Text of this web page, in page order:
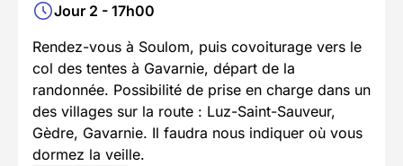
Jour 2 - 17h00
Rendez-vous à Soulom, puis covoiturage vers le
col des tentes à Gavarnie, départ de la
randonnée. Possibilité de prise en charge dans un
des villages sur la route : Luz-Saint-Sauveur,
Gèdre, Gavarnie. Il faudra nous indiquer où vous
dormez la veille.